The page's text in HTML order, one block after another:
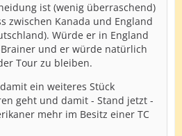
ist (wenig überraschend)
zwischen Kanada und England
Würde er in England
und er würde natürlich
Tour zu bleiben.
ein weiteres Stück
geht und damit - Stand jetzt -
mehr im Besitz einer TC